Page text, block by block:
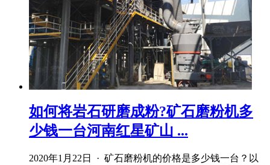
如何将岩石研磨成粉?矿石磨粉机多
少钱一台河南红星矿山 ...
2020年1月22日 · 矿石磨粉机的价格是多少钱一台？以